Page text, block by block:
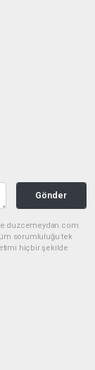
Gönder
duzcemeydan.com
sorumluluğu tek
hiçbir şekilde